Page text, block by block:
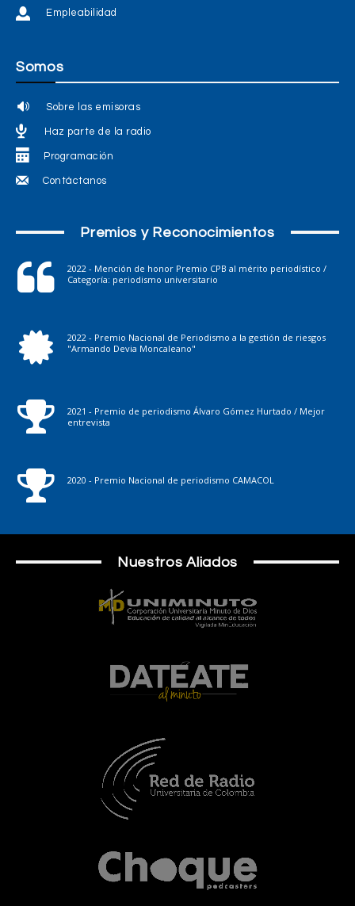
Empleabilidad
Somos
Sobre las emisoras
Haz parte de la radio
Programación
Contáctanos
Premios y Reconocimientos
2022 - Mención de honor Premio CPB al mérito periodístico /
Categoría: periodismo universitario
2022 - Premio Nacional de Periodismo a la gestión de riesgos
"Armando Devia Moncaleano"
2021 - Premio de periodismo Álvaro Gómez Hurtado / Mejor
entrevista
2020 - Premio Nacional de periodismo CAMACOL
Nuestros Aliados